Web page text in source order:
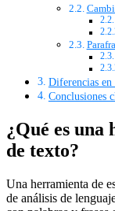
Diferencias en
Conclusiones
¿Qué es
de texto?
Una herramienta de
de análisis de